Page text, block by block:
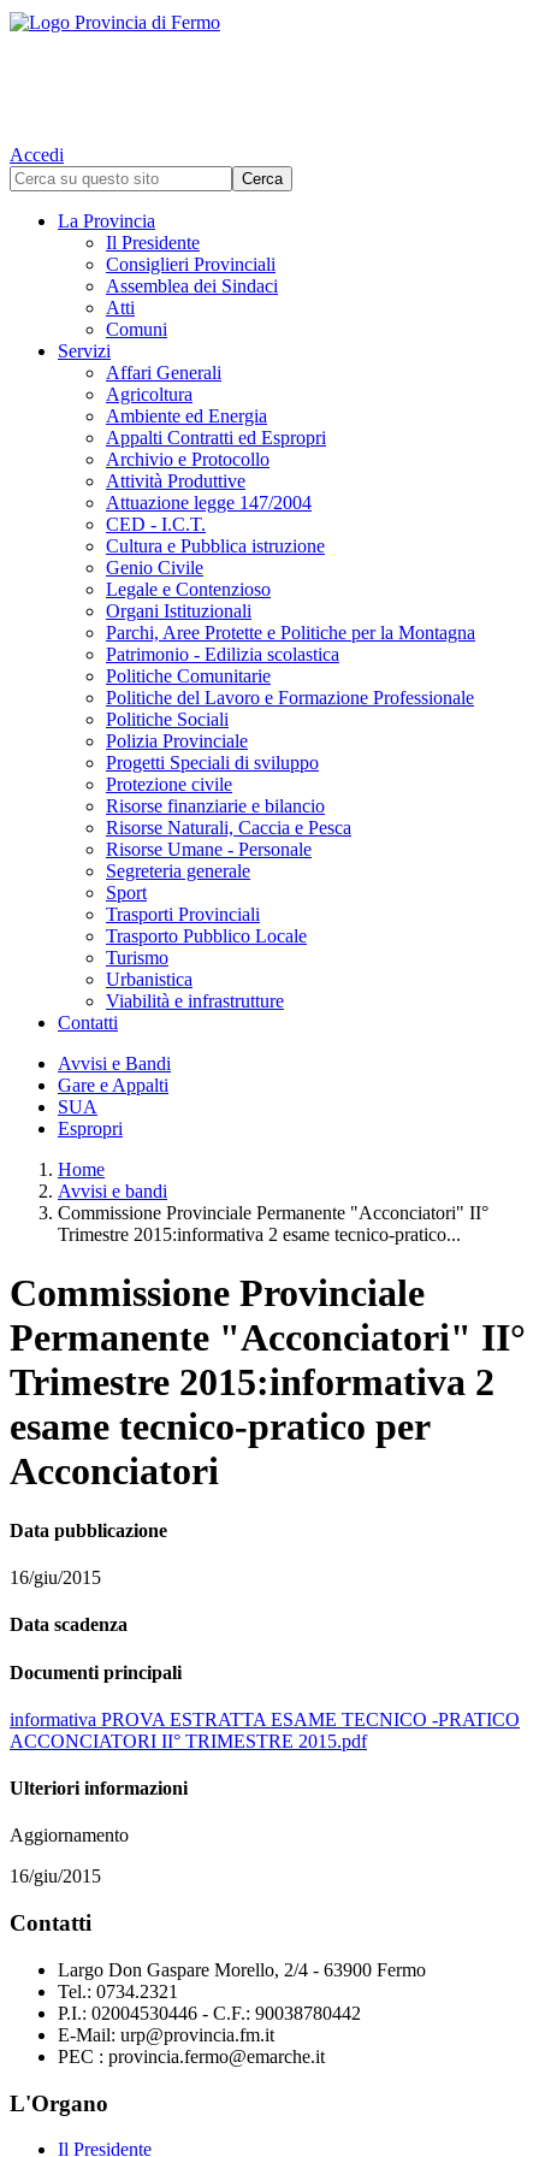
Accedi
La Provincia
Il Presidente
Consiglieri Provinciali
Assemblea dei Sindaci
Atti
Comuni
Servizi
Affari Generali
Agricoltura
Ambiente ed Energia
Appalti Contratti ed Espropri
Archivio e Protocollo
Attività Produttive
Attuazione legge 147/2004
CED - I.C.T.
Cultura e Pubblica istruzione
Genio Civile
Legale e Contenzioso
Organi Istituzionali
Parchi, Aree Protette e Politiche per la Montagna
Patrimonio - Edilizia scolastica
Politiche Comunitarie
Politiche del Lavoro e Formazione Professionale
Politiche Sociali
Polizia Provinciale
Progetti Speciali di sviluppo
Protezione civile
Risorse finanziarie e bilancio
Risorse Naturali, Caccia e Pesca
Risorse Umane - Personale
Segreteria generale
Sport
Trasporti Provinciali
Trasporto Pubblico Locale
Turismo
Urbanistica
Viabilità e infrastrutture
Contatti
Avvisi e Bandi
Gare e Appalti
SUA
Espropri
Home
Avvisi e bandi
Commissione Provinciale Permanente "Acconciatori" II°
Trimestre 2015:informativa 2 esame tecnico-pratico...
Commissione Provinciale
Permanente "Acconciatori" II°
Trimestre 2015:informativa 2
esame tecnico-pratico per
Acconciatori
Data pubblicazione
16/giu/2015
Data scadenza
Documenti principali
informativa PROVA ESTRATTA ESAME TECNICO -PRATICO
ACCONCIATORI II° TRIMESTRE 2015.pdf
Ulteriori informazioni
Aggiornamento
16/giu/2015
Contatti
Largo Don Gaspare Morello, 2/4 - 63900 Fermo
Tel.: 0734.2321
P.I.: 02004530446 - C.F.: 90038780442
E-Mail: urp@provincia.fm.it
PEC : provincia.fermo@emarche.it
L'Organo
Il Presidente